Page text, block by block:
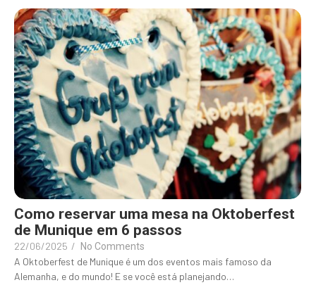
Como reservar uma mesa na Oktoberfest
de Munique em 6 passos
22/06/2025 / No Comments
A Oktoberfest de Munique é um dos eventos mais famoso da
Alemanha, e do mundo! E se você está planejando…